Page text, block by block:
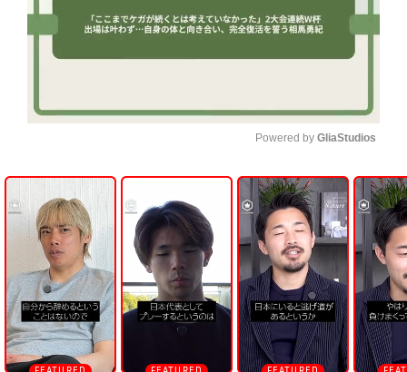
U
n
m
u
t
e
Powered by GliaStudios